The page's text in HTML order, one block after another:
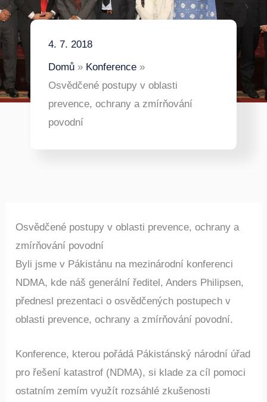
4. 7. 2018
Domů
Konference
Osvědčené postupy v oblasti
prevence, ochrany a zmírňování
povodní
Osvědčené postupy v oblasti prevence, ochrany a
zmírňování povodní
Byli jsme v Pákistánu na mezinárodní konferenci
NDMA, kde náš generální ředitel, Anders Philipsen,
přednesl prezentaci o osvědčených postupech v
oblasti prevence, ochrany a zmírňování povodní.
Konference, kterou pořádá Pákistánský národní úřad
pro řešení katastrof (NDMA), si klade za cíl pomoci
ostatním zemím využít rozsáhlé zkušenosti